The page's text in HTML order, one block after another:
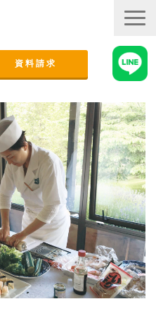
資 料 請 求
案内
│2ヶ月
│木金
1回・1年間
ース│6ヶ月
生の活躍